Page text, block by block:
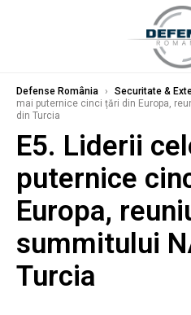
Defense România › Securitate &
mai puternice cinci țări din Europa,
din Turcia
E5. Liderii
puternice
Europa,
summitului
Turcia